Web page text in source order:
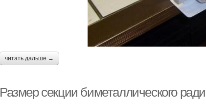
читать дальше →
Размер секции биметаллического